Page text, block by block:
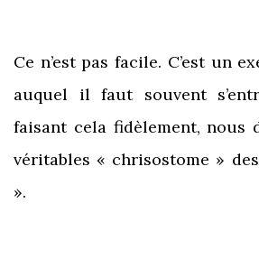
Ce n’est pas facile. C’est un
auquel il faut souvent
faisant cela fidèlement, nous
véritables « chrisostome »
».